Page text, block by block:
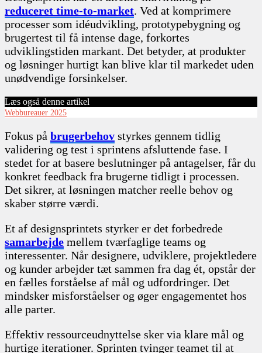
reduceret time-to-market. Ved at komprimere
processer som idéudvikling, prototypebygning og
brugertest til få intense dage, forkortes
udviklingstiden markant. Det betyder, at produkter
og løsninger hurtigt kan blive klar til markedet uden
unødvendige forsinkelser.
Læs også denne artikel
Webbureauer 2025
Fokus på brugerbehov styrkes gennem tidlig
validering og test i sprintens afsluttende fase. I
stedet for at basere beslutninger på antagelser, får du
konkret feedback fra brugerne tidligt i processen.
Det sikrer, at løsningen matcher reelle behov og
skaber større værdi.
Et af designsprintets styrker er det forbedrede
samarbejde mellem tværfaglige teams og
interessenter. Når designere, udviklere, projektledere
og kunder arbejder tæt sammen fra dag ét, opstår der
en fælles forståelse af mål og udfordringer. Det
mindsker misforståelser og øger engagementet hos
alle parter.
Effektiv ressourceudnyttelse sker via klare mål og
hurtige iterationer. Sprinten tvinger teamet til at